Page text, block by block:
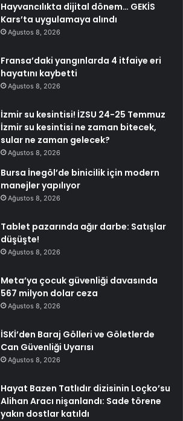
Hayvancılıkta dijital dönem… GEKİS
Kars’ta uygulamaya alındı
Ağustos 8, 2026
Fransa’daki yangınlarda 4 itfaiye eri
hayatını kaybetti
Ağustos 8, 2026
İzmir su kesintisi! İZSU 24-25 Temmuz
İzmir su kesintisi ne zaman bitecek,
sular ne zaman gelecek?
Ağustos 8, 2026
Bursa İnegöl’de binicilik için modern
manejler yapılıyor
Ağustos 8, 2026
Tablet pazarında ağır darbe: Satışlar
düşüşte!
Ağustos 8, 2026
Meta’ya çocuk güvenliği davasında
567 milyon dolar ceza
Ağustos 8, 2026
İSKİ’den Baraj Gölleri ve Göletlerde
Can Güvenliği Uyarısı
Ağustos 8, 2026
Hayat Bazen Tatlıdır dizisinin Loçko’su
Alihan Aracı nişanlandı: Sade törene
yakın dostlar katıldı